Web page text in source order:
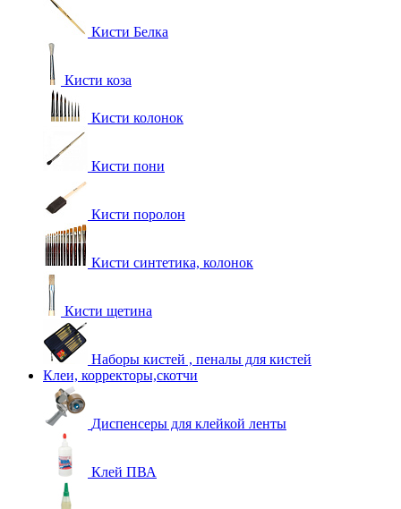
Кисти Белка
Кисти коза
Кисти колонок
Кисти пони
Кисти поролон
Кисти синтетика, колонок
Кисти щетина
Наборы кистей , пеналы для кистей
Клеи, корректоры,скотчи
Диспенсеры для клейкой ленты
Клей ПВА